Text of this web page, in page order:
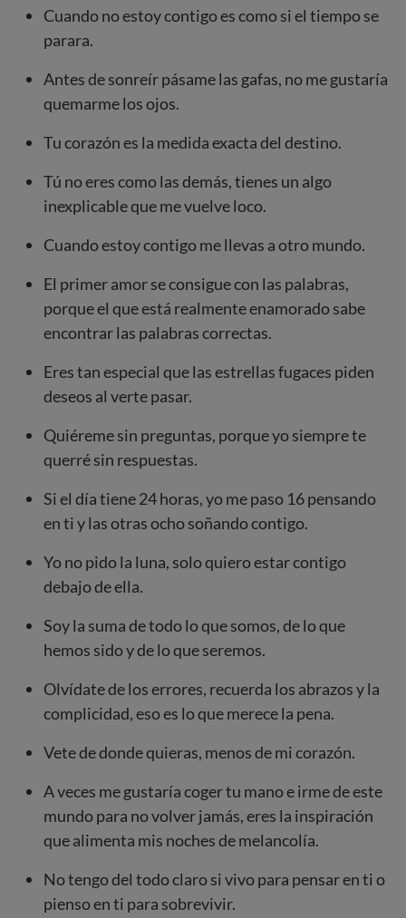
Cuando no estoy contigo es como si el tiempo se
parara.
Antes de sonreír pásame las gafas, no me gustaría
quemarme los ojos.
Tu corazón es la medida exacta del destino.
Tú no eres como las demás, tienes un algo
inexplicable que me vuelve loco.
Cuando estoy contigo me llevas a otro mundo.
El primer amor se consigue con las palabras,
porque el que está realmente enamorado sabe
encontrar las palabras correctas.
Eres tan especial que las estrellas fugaces piden
deseos al verte pasar.
Quiéreme sin preguntas, porque yo siempre te
querré sin respuestas.
Si el día tiene 24 horas, yo me paso 16 pensando
en ti y las otras ocho soñando contigo.
Yo no pido la luna, solo quiero estar contigo
debajo de ella.
Soy la suma de todo lo que somos, de lo que
hemos sido y de lo que seremos.
Olvídate de los errores, recuerda los abrazos y la
complicidad, eso es lo que merece la pena.
Vete de donde quieras, menos de mi corazón.
A veces me gustaría coger tu mano e irme de este
mundo para no volver jamás, eres la inspiración
que alimenta mis noches de melancolía.
No tengo del todo claro si vivo para pensar en ti o
pienso en ti para sobrevivir.